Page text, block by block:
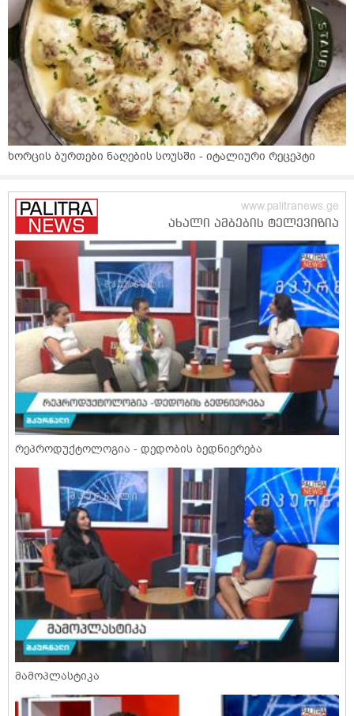
ხორცის ბურთები ნაღების სოუსში - იტალიური რეცეპტი
რეპროდუქტოლოგია - დედობის ბედნიერება
მამოპლასტიკა